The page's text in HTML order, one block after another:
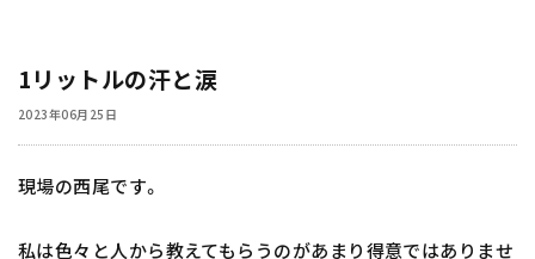
1リットルの汗と涙
2023年06月25日
現場の西尾です。
私は色々と人から教えてもらうのがあまり得意ではありませ